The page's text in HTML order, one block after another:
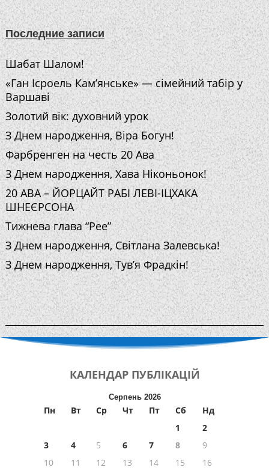
Последние записи
Шабат Шалом!
«Ган Ісроель Кам’янське» — сімейний табір у
Варшаві
Золотий вік: духовний урок
З Днем народження, Віра Богун!
Фарбренген на честь 20 Ава
З Днем народження, Хава Ніконьонок!
20 АВА – ЙОРЦАЙТ РАБІ ЛЕВІ-ІЦХАКА
ШНЕЄРСОНА
Тижнева глава “Рее”
З Днем народження, Світлана Залевська!
З Днем народження, Тув’я Фрадкін!
КАЛЕНДАР ПУБЛІКАЦІЙ
Серпень 2026
Пн Вт Ср Чт Пт Сб
Нд
1
2
3
4 5 6 7 8
9
10
11 12 13 14 15
16